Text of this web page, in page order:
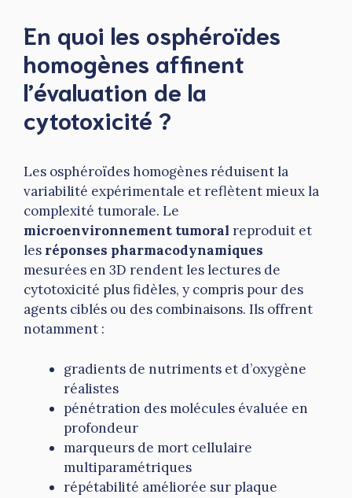
En quoi les osphéroïdes
homogènes affinent
l’évaluation de la
cytotoxicité ?
Les osphéroïdes homogènes réduisent la
variabilité expérimentale et reflètent mieux la
complexité tumorale. Le
microenvironnement tumoral reproduit et
les réponses pharmacodynamiques
mesurées en 3D rendent les lectures de
cytotoxicité plus fidèles, y compris pour des
agents ciblés ou des combinaisons. Ils offrent
notamment :
gradients de nutriments et d’oxygène
réalistes
pénétration des molécules évaluée en
profondeur
marqueurs de mort cellulaire
multiparamétriques
répétabilité améliorée sur plaque